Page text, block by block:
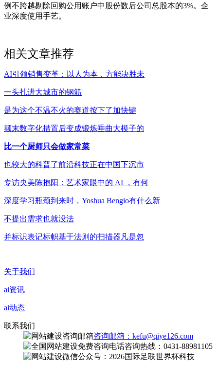
例不跨越剔除回购公用账户中股份数后公司总股本的3%。企
业深度使用手艺。
相关文章推荐
AI引领销售变革：以人为本，方能决胜未
一头扎进大城市的钢筋
是为这个不温不火的赛道按下了加快键
颠末数字化措置后变成锻炼垂曲大模子的
比一个厨师只会做家常菜
也较大的科普了前沿科技正在中国下沉市
专访央美陈抱阳：艺术家眼中的 AI ，有何
深度学习瓶颈到来时，Yoshua Bengio有什么新
不提出需求也就没法
并标识表记标帜基于法则的扫描器凡是忽
关于我们
ai资讯
ai动态
联系我们
咨询邮箱：kefu@qiye126.com
咨询热线：0431-88981105
微信公众号：2026国际足联世界杯科技